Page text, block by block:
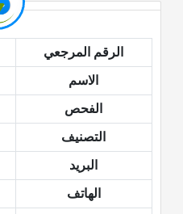
الرقم المرجعي
الاسم
الفحص
التصنيف
البريد
الهاتف